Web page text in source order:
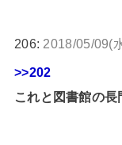
206: 2018/05/09(
>>202
これと図書館の長